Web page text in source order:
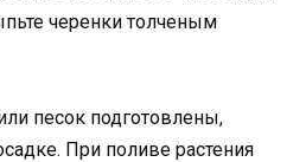
черенки толченым
песок подготовлены,
При поливе растения